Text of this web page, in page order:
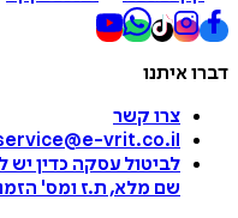
דברו איתנו
צרו קשר
vrit.co.il
לביטול עסקה כדין יש
שם מלא, ת.ז ומס'